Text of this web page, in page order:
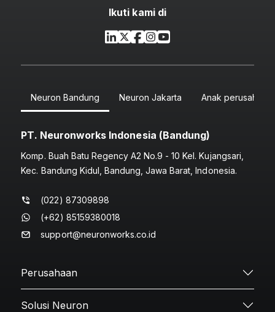
Ikuti kami di
Neuron Bandung Neuron Jakarta Anak perusahaan
PT. Neuronworks Indonesia (Bandung)
Komp. Buah Batu Regency A2 No.9 - 10 Kel. Kujangsari,
Kec. Bandung Kidul, Bandung, Jawa Barat, Indonesia.
(022) 87309898
(+62) 85159380018
support@neuronworks.co.id
Perusahaan
Solusi Neuron